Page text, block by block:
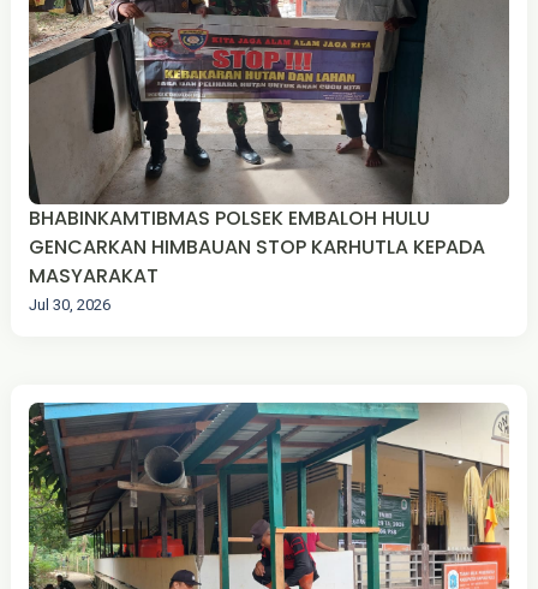
BHABINKAMTIBMAS POLSEK EMBALOH HULU
GENCARKAN HIMBAUAN STOP KARHUTLA KEPADA
MASYARAKAT
Jul 30, 2026